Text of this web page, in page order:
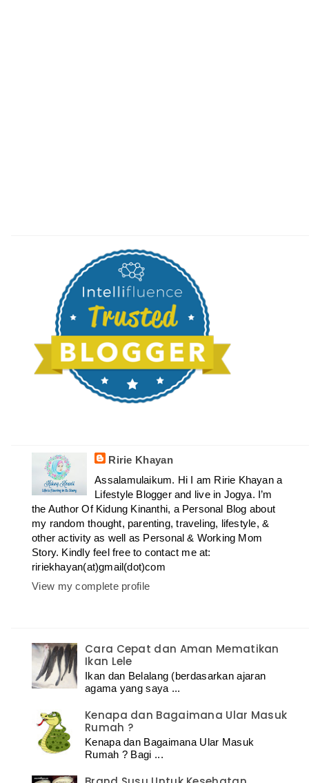
Ririe Khayan
Assalamulaikum. Hi I am Ririe Khayan a
Lifestyle Blogger and live in Jogya. I’m
the Author Of Kidung Kinanthi, a Personal Blog about
my random thought, parenting, traveling, lifestyle, &
other activity as well as Personal & Working Mom
Story. Kindly feel free to contact me at:
ririekhayan(at)gmail(dot)com
View my complete profile
Cara Cepat dan Aman Mematikan
Ikan Lele
Ikan dan Belalang (berdasarkan ajaran
agama yang saya ...
Kenapa dan Bagaimana Ular Masuk
Rumah ?
Kenapa dan Bagaimana Ular Masuk
Rumah ? Bagi ...